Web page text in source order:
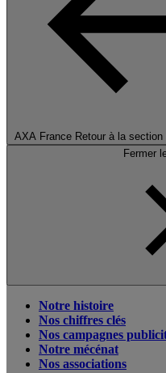
AXA France Retour à la section
Fermer
Notre histoire
Nos chiffres clés
Nos campagnes
Notre mécénat
Nos associations